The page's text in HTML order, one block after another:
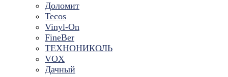
Доломит
Tecos
Vinyl-On
FineBer
ТЕХНОНИКОЛЬ
VOX
Дачный